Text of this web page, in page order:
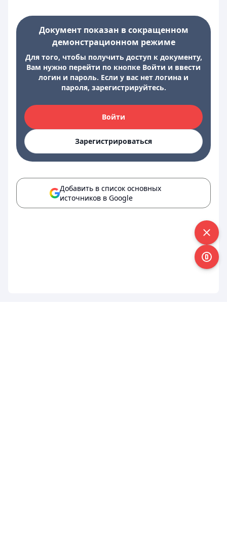
Документ показан в сокращенном
демонстрационном режиме
Для того, чтобы получить доступ к документу,
Вам нужно перейти по кнопке Войти и ввести
логин и пароль. Если у вас нет логина и
пароля, зарегистрируйтесь.
Войти
Зарегистрироваться
Добавить в список основных
источников в Google